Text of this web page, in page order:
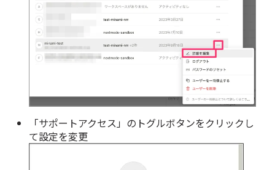
「サポートアクセス」のトグルボタンをクリックし
て設定を変更